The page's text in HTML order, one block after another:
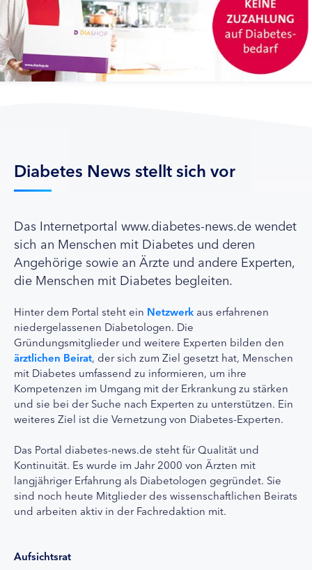
Diabetes News stellt sich vor
Das Internetportal www.diabetes-news.de wendet
sich an Menschen mit Diabetes und deren
Angehörige sowie an Ärzte und andere Experten,
die Menschen mit Diabetes begleiten.
Hinter dem Portal steht ein Netzwerk aus erfahrenen
niedergelassenen Diabetologen. Die
Gründungsmitglieder und weitere Experten bilden den
ärztlichen Beirat, der sich zum Ziel gesetzt hat, Menschen
mit Diabetes umfassend zu informieren, um ihre
Kompetenzen im Umgang mit der Erkrankung zu stärken
und sie bei der Suche nach Experten zu unterstützen. Ein
weiteres Ziel ist die Vernetzung von Diabetes-Experten.
Das Portal diabetes-news.de steht für Qualität und
Kontinuität. Es wurde im Jahr 2000 von Ärzten mit
langjähriger Erfahrung als Diabetologen gegründet. Sie
sind noch heute Mitglieder des wissenschaftlichen Beirats
und arbeiten aktiv in der Fachredaktion mit.
Aufsichtsrat